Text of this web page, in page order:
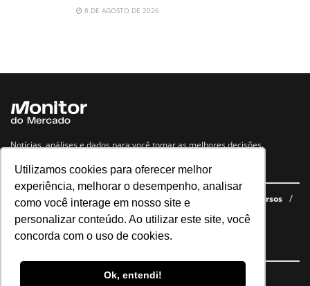
Utilizamos cookies para oferecer melhor
experiência, melhorar o desempenho, analisar
como você interage em nosso site e
personalizar conteúdo. Ao utilizar este site, você
concorda com o uso de cookies.
Ok, entendi!
8 DE AGOSTO DE 2026
Notícias, análises e dados para você tomar as melhores decisões.
Navegue no site
Últimas notícias Quem somos E-books gratuitos
Cursos
Política de privacidade